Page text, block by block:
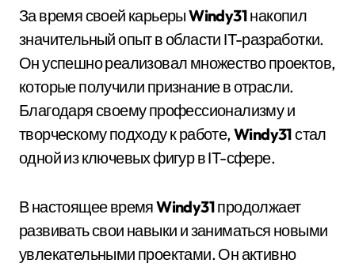
За время своей карьерыWindy31накопил
значительный опыт в области IT-разработки.
Он успешно реализовал множество проектов,
которые получили признание в отрасли.
Благодаря своему профессионализму и
творческому подходу к работе,Windy31стал
одной из ключевых фигур в IT-сфере.
В настоящее времяWindy31продолжает
развивать свои навыки и заниматься новыми
увлекательными проектами. Он активно